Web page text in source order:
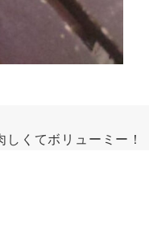
くてボリューミー！